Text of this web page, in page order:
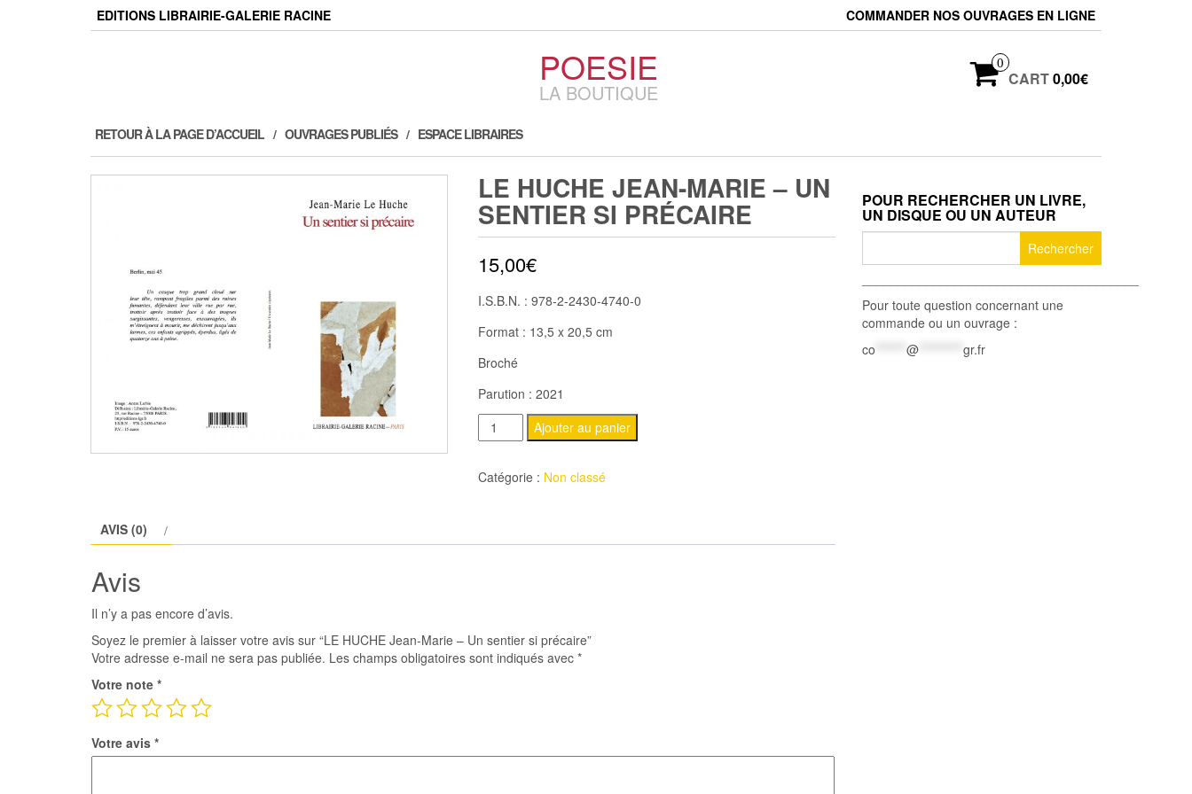
EDITIONS LIBRAIRIE-GALERIE RACINE COMMANDER NOS OUVRAGES EN LIGNE
POESIE
LA BOUTIQUE
0
CART0,00€
RETOUR À LA PAGE D’ACCUEIL OUVRAGES PUBLIÉS ESPACE LIBRAIRES
LE HUCHE JEAN-MARIE – UN
SENTIER SI PRÉCAIRE
15,00€
I.S.B.N. : 978-2-2430-4740-0
Format : 13,5 x 20,5 cm
Broché
Parution : 2021
quantité
de
LE
HUCHE
précaire
Ajouter au panier
Catégorie : Non classé
AVIS (0)
Avis
Il n’y a pas encore d’avis.
Soyez le premier à laisser votre avis sur “LE HUCHE Jean-Marie – Un sentier si précaire”
Votre adresse e-mail ne sera pas publiée. Les champs obligatoires sont indiqués avec *
Votre note *
Votre avis *
POUR RECHERCHER UN LIVRE,
UN DISQUE OU UN AUTEUR
Pour toute question concernant une
commande ou un ouvrage :
co
@ gr.fr